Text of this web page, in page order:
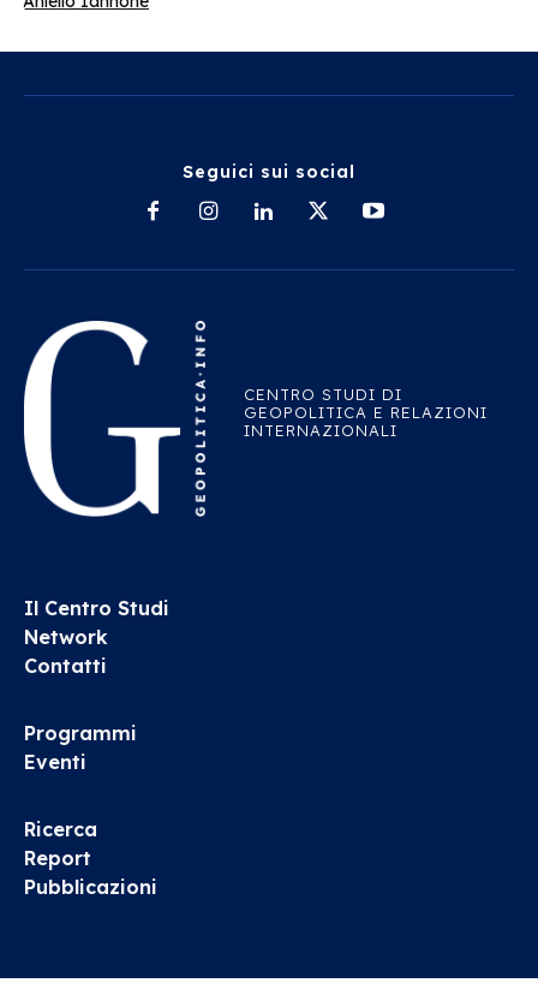
Seguici sui social
CENTRO STUDI DI
GEOPOLITICA E RELAZIONI
INTERNAZIONALI
Il Centro Studi
Network
Contatti
Programmi
Eventi
Ricerca
Report
Pubblicazioni